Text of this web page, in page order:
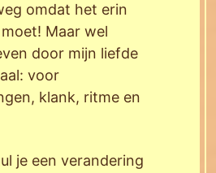
omdat het erin
Maar wel
door mijn liefde
voor
klank, ritme en
je een verandering